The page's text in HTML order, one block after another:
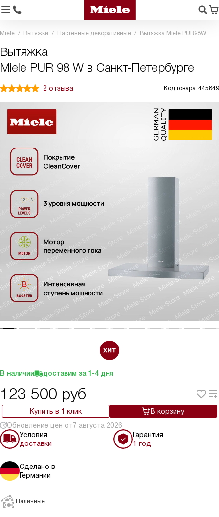
Miele Вытяжки Настенные декоративные Вытяжка Miele PUR98W
Вытяжка
Miele PUR 98 W в Санкт-Петербурге
2 отзыва Код товара: 445849
В наличии доставим за 1-4 дня
123 500 руб.
Купить в 1 клик
В корзину
Обновление цен от7 августа 2026
Условия
доставки
Гарантия
1 год
Сделано в
Германии
Наличные